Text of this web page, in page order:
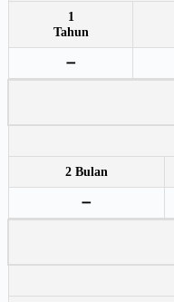
1
Tahun
➖
2 Bulan
➖